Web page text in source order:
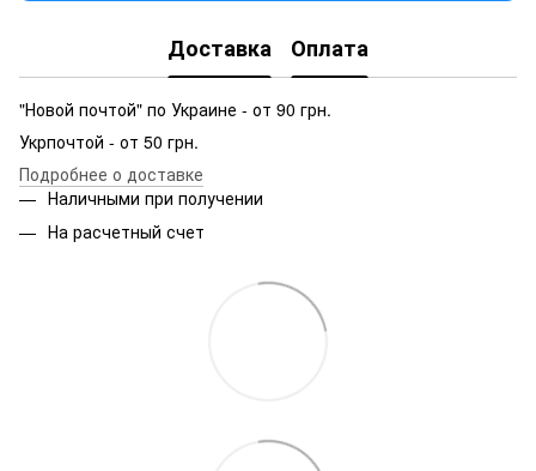
Доставка Оплата
"Новой почтой" по Украине - от 90 грн.
Укрпочтой - от 50 грн.
Подробнее о доставке
Наличными при получении
На расчетный счет